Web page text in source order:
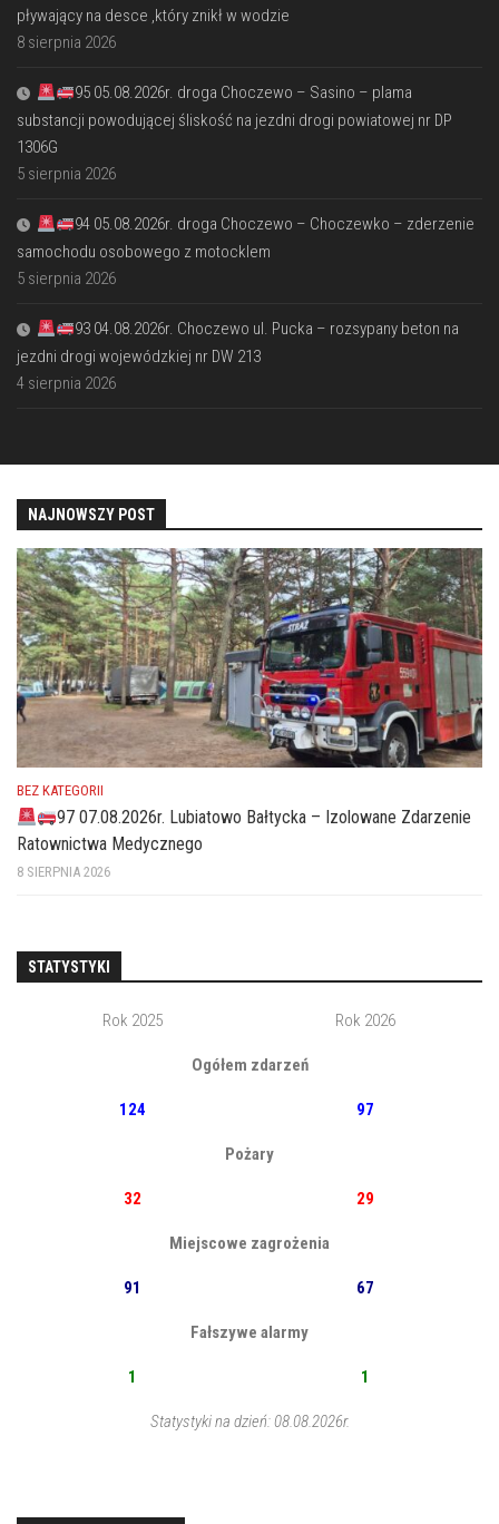
pływający na desce ,który znikł w wodzie
8 sierpnia 2026
95 05.08.2026r. droga Choczewo – Sasino – plama
substancji powodującej śliskość na jezdni drogi powiatowej nr DP
1306G
5 sierpnia 2026
94 05.08.2026r. droga Choczewo – Choczewko – zderzenie
samochodu osobowego z motocklem
5 sierpnia 2026
93 04.08.2026r. Choczewo ul. Pucka – rozsypany beton na
jezdni drogi wojewódzkiej nr DW 213
4 sierpnia 2026
NAJNOWSZY POST
BEZ KATEGORII
97 07.08.2026r. Lubiatowo Bałtycka – Izolowane Zdarzenie
Ratownictwa Medycznego
8 SIERPNIA 2026
STATYSTYKI
Rok 2025 Rok 2026
Ogółem zdarzeń
124 97
Pożary
32 29
Miejscowe zagrożenia
91 67
Fałszywe alarmy
1 1
Statystyki na dzień: 08.08.2026r.